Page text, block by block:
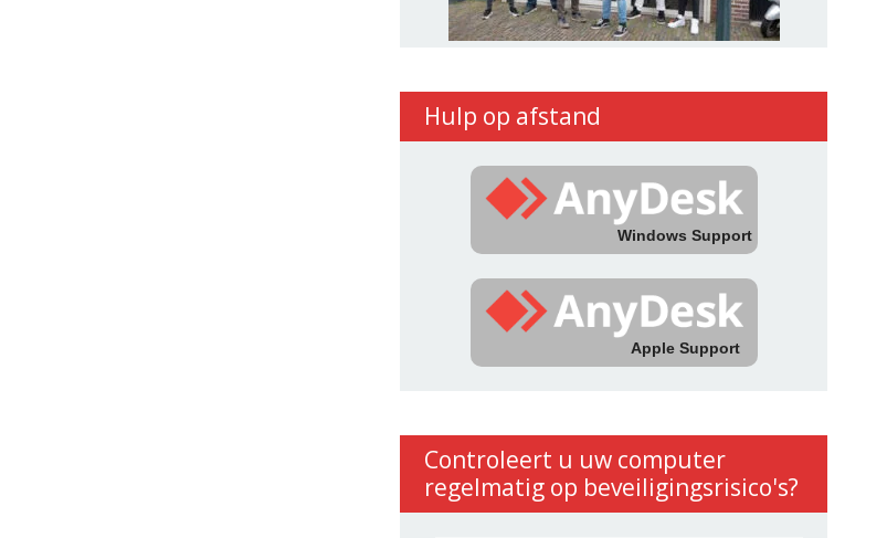
Hulp op afstand
Windows Support
Apple Support
Controleert u uw computer
regelmatig op beveiligingsrisico's?